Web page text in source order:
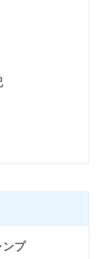
ンプ